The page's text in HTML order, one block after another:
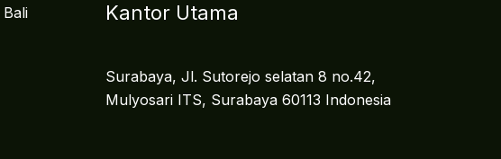
Kantor Utama
Surabaya, Jl. Sutorejo selatan 8 no.42,
Mulyosari ITS, Surabaya 60113 Indonesia